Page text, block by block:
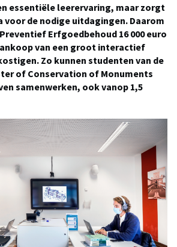
essentiële leerervaring, maar zorgt
voor de nodige uitdagingen. Daarom
Erfgoedbehoud 16 000 euro
van een groot interactief
Zo kunnen studenten van de
of Conservation of Monuments
samenwerken, ook vanop 1,5